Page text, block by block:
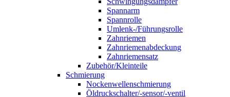
Spannarm
Spannrolle
Umlenk-/Führungsrolle
Zahnriemen
Zahnriemenabdeckung
Zahnriemensatz
Zubehör/Kleinteile
Schmierung
Nockenwellenschmierung
Öldruckschalter/-sensor/-ventil